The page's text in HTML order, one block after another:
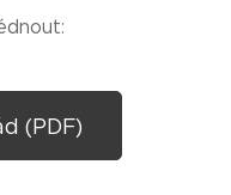
(PDF)